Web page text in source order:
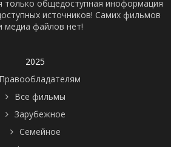
только общедоступная иноформация
источников! Самих фильмов
медиа файлов нет!
2025
Правообладателям
Все фильмы
Зарубежное
Семейное